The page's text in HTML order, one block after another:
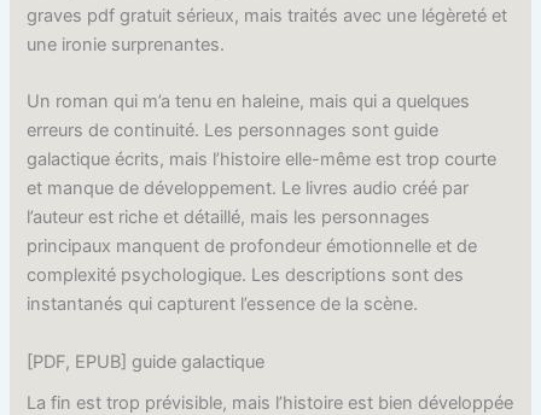
graves pdf gratuit sérieux, mais traités avec une légèreté et
une ironie surprenantes.
Un roman qui m’a tenu en haleine, mais qui a quelques
erreurs de continuité. Les personnages sont guide
galactique écrits, mais l’histoire elle-même est trop courte
et manque de développement. Le livres audio créé par
l’auteur est riche et détaillé, mais les personnages
principaux manquent de profondeur émotionnelle et de
complexité psychologique. Les descriptions sont des
instantanés qui capturent l’essence de la scène.
[PDF, EPUB] guide galactique
La fin est trop prévisible, mais l’histoire est bien développée